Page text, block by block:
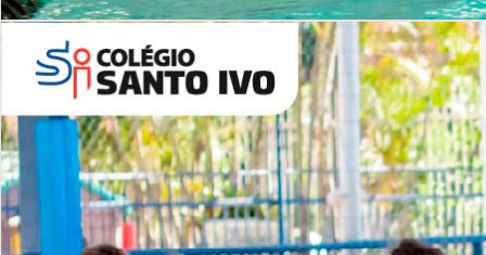
Período Integral | Saiba mais
Lista de vídeos